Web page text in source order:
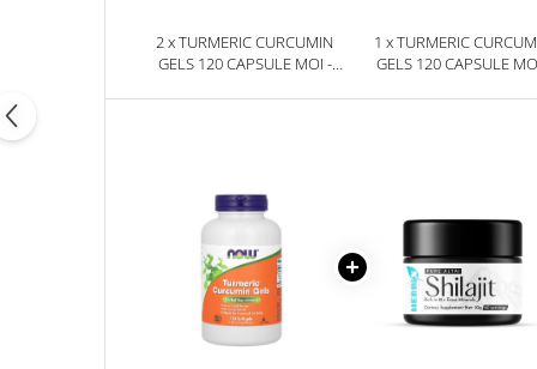
2 x TURMERIC CURCUMIN
GELS 120 CAPSULE MOI -
1 x TURMERIC
GELS 120 CAPSULE